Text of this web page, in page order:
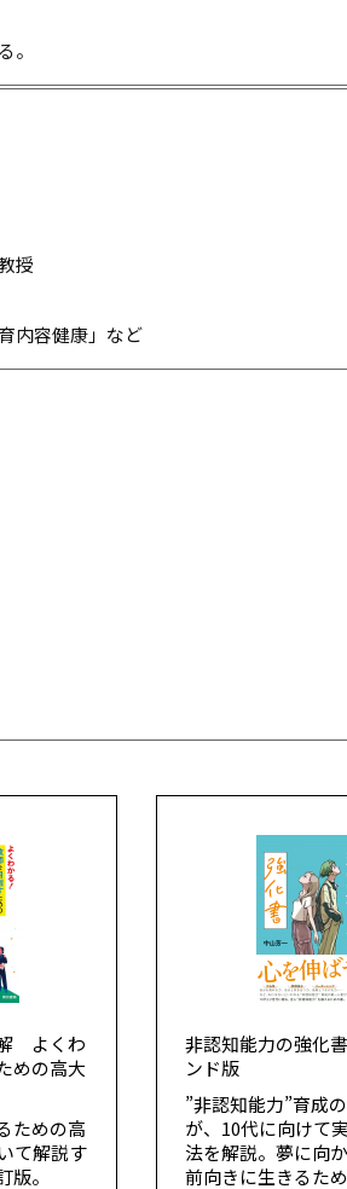
。
授
内容健康」など
解 よくわ
めの高大
ための高
て解説す
。
非認知能力の強化
ンド版
”非認知能力”育成
が、10代に向けて
法を解説。夢に向
前向きに生きるた